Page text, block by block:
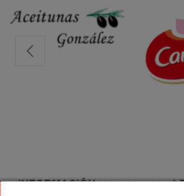
INFORMACIÓN